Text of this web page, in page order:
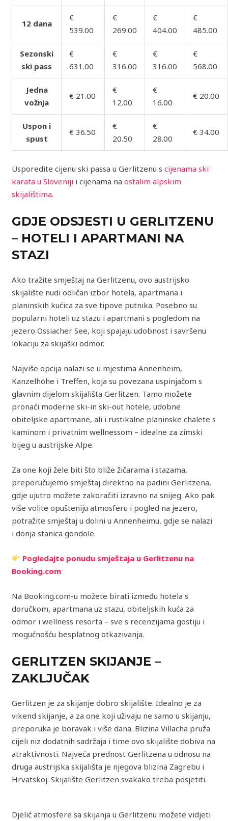
12 dana
€
539.00
€
269.00
€
404.00
€
485.00
Sezonski
ski pass
€
631.00
€
316.00
€
316.00
€
568.00
Jedna
vožnja
€ 21.00
€
12.00
€
16.00
€ 20.00
Uspon i
spust
€ 36.50
€
20.50
€
28.00
€ 34.00
Usporedite cijenu ski passa u Gerlitzenu scijenama ski
karata u Sloveniji i cijenama naostalim alpskim
skijalištima.
GDJE ODSJESTI U GERLITZENU
– HOTELI I APARTMANI NA
STAZI
Ako tražite smještaj na Gerlitzenu, ovo austrijsko
skijalište nudi odličan izbor hotela, apartmana i
planinskih kućica za sve tipove putnika. Posebno su
popularni hoteli uz stazu i apartmani s pogledom na
jezero Ossiacher See, koji spajaju udobnost i savršenu
lokaciju za skijaški odmor.
Najviše opcija nalazi se u mjestima Annenheim,
Kanzelhöhe i Treffen, koja su povezana uspinjačom s
glavnim dijelom skijališta Gerlitzen. Tamo možete
pronaći moderne ski-in ski-out hotele, udobne
obiteljske apartmane, ali i rustikalne planinske chalete s
kaminom i privatnim wellnessom – idealne za zimski
bijeg u austrijske Alpe.
Za one koji žele biti što bliže žičarama i stazama,
preporučujemo smještaj direktno na padini Gerlitzena,
gdje ujutro možete zakoračiti izravno na snijeg. Ako pak
više volite opušteniju atmosferu i pogled na jezero,
potražite smještaj u dolini u Annenheimu, gdje se nalazi
i donja stanica gondole.
Pogledajte ponudu smještaja u Gerlitzenu na
Booking.com
Na Booking.com-u možete birati između hotela s
doručkom, apartmana uz stazu, obiteljskih kuća za
odmor i wellness resorta – sve s recenzijama gostiju i
mogućnošću besplatnog otkazivanja.
GERLITZEN SKIJANJE –
ZAKLJUČAK
Gerlitzen je za skijanje dobro skijalište. Idealno je za
vikend skijanje, a za one koji uživaju ne samo u skijanju,
preporuka je boravak i više dana. Blizina Villacha pruža
cijeli niz dodatnih sadržaja i time ovo skijalište dobiva na
atraktivnosti. Najveća prednost Gerlitzena u odnosu na
druga austrijska skijališta je njegova blizina Zagrebu i
Hrvatskoj. Skijalište Gerlitzen svakako treba posjetiti.
Djelić atmosfere sa skijanja u Gerlitzenu možete vidjeti